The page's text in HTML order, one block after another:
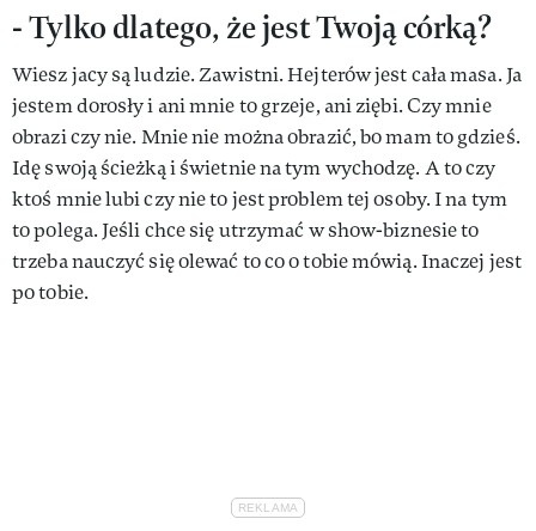
- Tylko dlatego, że jest Twoją córką?
Wiesz jacy są ludzie. Zawistni. Hejterów jest cała masa. Ja
jestem dorosły i ani mnie to grzeje, ani ziębi. Czy mnie
obrazi czy nie. Mnie nie można obrazić, bo mam to gdzieś.
Idę swoją ścieżką i świetnie na tym wychodzę. A to czy
ktoś mnie lubi czy nie to jest problem tej osoby. I na tym
to polega. Jeśli chce się utrzymać w show-biznesie to
trzeba nauczyć się olewać to co o tobie mówią. Inaczej jest
po tobie.